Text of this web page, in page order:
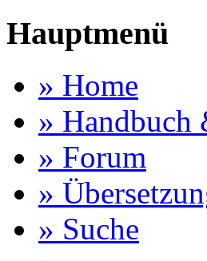
Hauptmenü
» Home
» Handbuch
» Forum
»
» Suche